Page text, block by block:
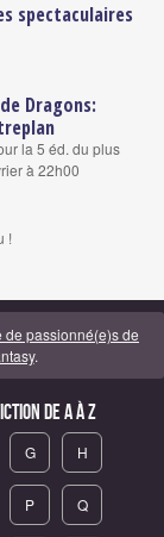
spectaculaires
Dragons:
la 5 éd. du plus
à 22h00
!
de passionné(e)s de
.
de A à Z
G H
P Q